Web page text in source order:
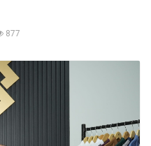
877